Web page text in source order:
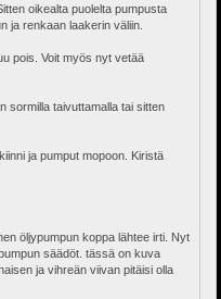
oikealta puolelta pumpusta
ja renkaan laakerin väliin.
pois. Voit myös nyt vetää
sormilla taivuttamalla tai sitten
ja pumput mopoon. Kiristä
öljypumpun koppa lähtee irti. Nyt
säädöt. tässä on kuva
ja vihreän viivan pitäisi olla